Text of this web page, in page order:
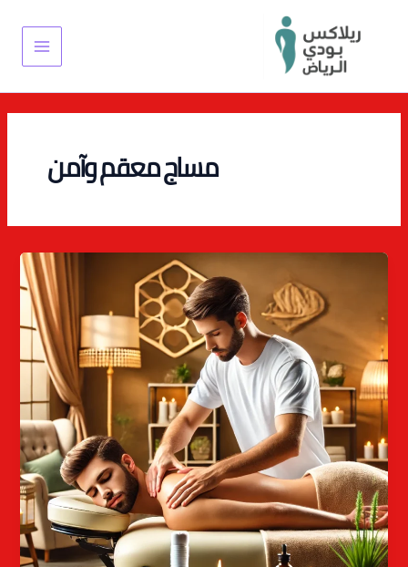
Main
Menu
مساج معقم وآمن